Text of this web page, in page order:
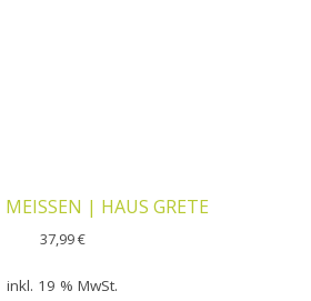
| HAUS GRETE
37,99€
inkl. 19 % MwSt.